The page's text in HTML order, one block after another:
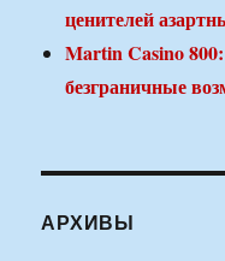
ценителей
Martin Casino
безграничные
АРХИВЫ